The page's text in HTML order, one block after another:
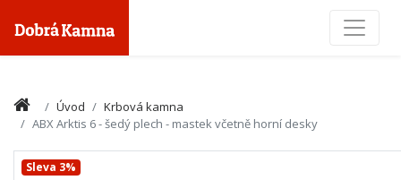
Úvod
Krbová kamna
ABX Arktis 6 - šedý plech - mastek včetně horní desky
Sleva 3%